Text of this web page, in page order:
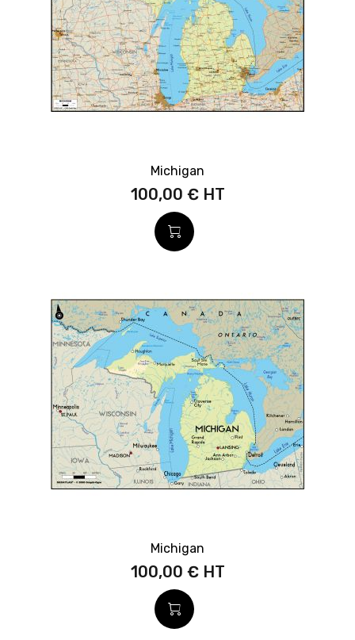
Michigan
100,00 €
Michigan
100,00 €